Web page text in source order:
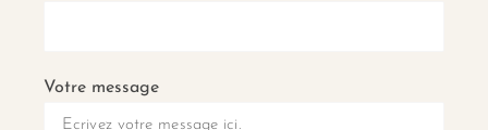
Votre message